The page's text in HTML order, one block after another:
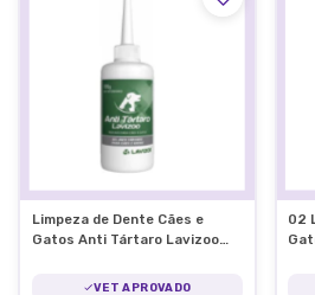
Limpeza de Dente Cães e
Gatos Anti Tártaro Lavizoo
VET APROVADO
02